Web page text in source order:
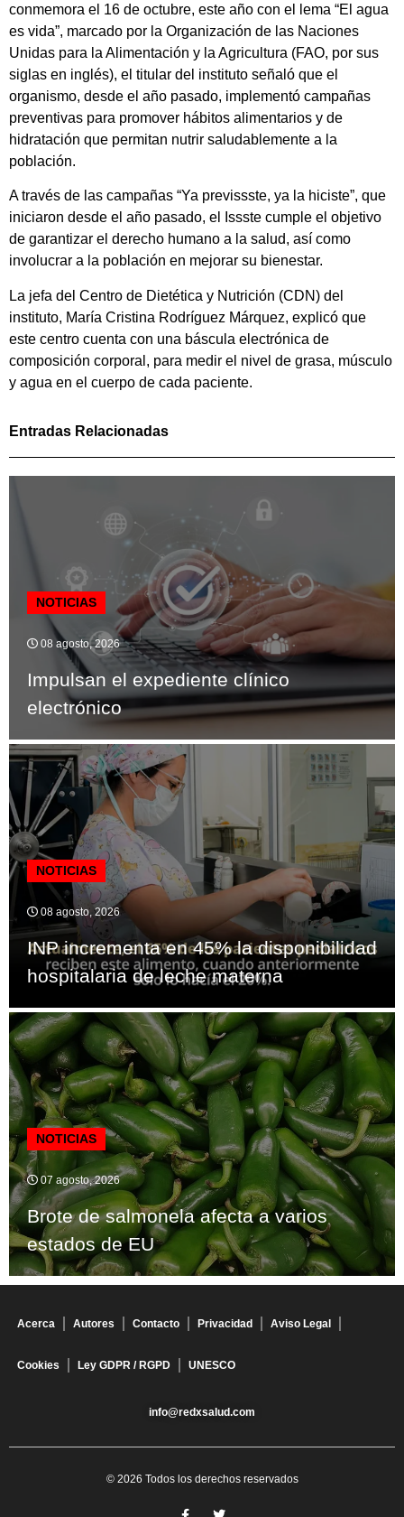
conmemora el 16 de octubre, este año con el lema “El agua
es vida”, marcado por la Organización de las Naciones
Unidas para la Alimentación y la Agricultura (FAO, por sus
siglas en inglés), el titular del instituto señaló que el
organismo, desde el año pasado, implementó campañas
preventivas para promover hábitos alimentarios y de
hidratación que permitan nutrir saludablemente a la
población.
A través de las campañas “Ya previssste, ya la hiciste”, que
iniciaron desde el año pasado, el Issste cumple el objetivo
de garantizar el derecho humano a la salud, así como
involucrar a la población en mejorar su bienestar.
La jefa del Centro de Dietética y Nutrición (CDN) del
instituto, María Cristina Rodríguez Márquez, explicó que
este centro cuenta con una báscula electrónica de
composición corporal, para medir el nivel de grasa, músculo
y agua en el cuerpo de cada paciente.
Entradas Relacionadas
NOTICIAS
08 agosto, 2026
Impulsan el expediente clínico
electrónico
NOTICIAS
08 agosto, 2026
INP incrementa en 45% la disponibilidad
hospitalaria de leche materna
NOTICIAS
07 agosto, 2026
Brote de salmonela afecta a varios
estados de EU
Acerca Autores Contacto Privacidad Aviso Legal
Cookies Ley GDPR / RGPD UNESCO
info@redxsalud.com
© 2026 Todos los derechos reservados